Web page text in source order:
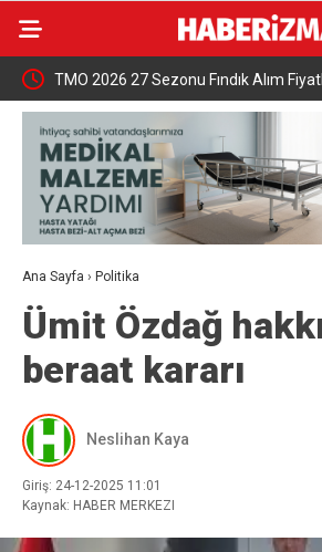
TMO 2026 27 Sezonu Fındık Alım
Ana Sayfa › Politika
Ümit Özdağ
beraat kararı
Neslihan Kaya
Giriş: 24-12-2025 11:01
Kaynak: HABER MERKEZI